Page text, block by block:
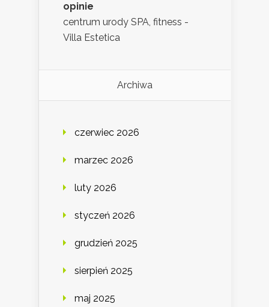
opinie
centrum urody SPA, fitness -
Villa Estetica
Archiwa
czerwiec 2026
marzec 2026
luty 2026
styczeń 2026
grudzień 2025
sierpień 2025
maj 2025